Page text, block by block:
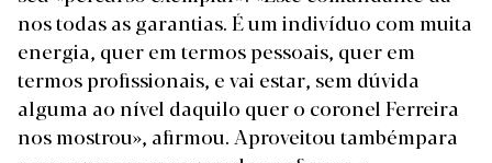
nos todas as garantias. É um indivíduo com muita
energia, quer em termos pessoais, quer em
termos profissionais, e vai estar, sem dúvida
alguma ao nível daquilo quer o coronel Ferreira
nos mostrou», afirmou. Aproveitou tambémpara